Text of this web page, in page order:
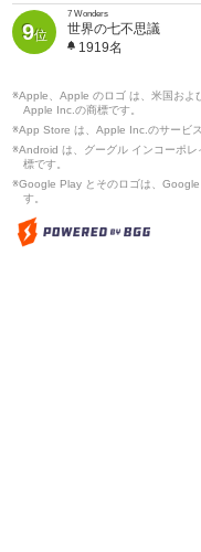
9位
7 Wonders
世界の七不思議
1919名
※Apple、Apple のロゴ は、米国およ
Apple Inc.の商標です。
※App Store は、Apple Inc.のサービス
※Android は、グーグル インコーポレ
標です。
※Google Play とそのロゴは、
す。